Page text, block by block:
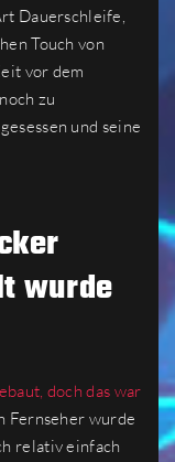
Dauerschleife,
Touch von
vor dem
zu
und seine
wurde
doch das war
Fernseher wurde
relativ einfach